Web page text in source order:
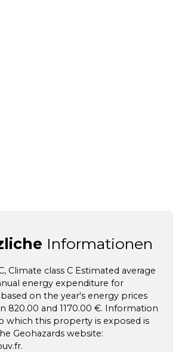
Informationen
Climate class C Estimated average
energy expenditure for
on the year's energy prices
820.00 and 1170.00 €. Information
which this property is exposed is
Geohazards website: